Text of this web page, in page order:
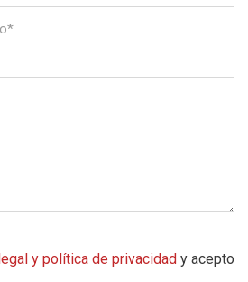
y política de privacidad y acepto